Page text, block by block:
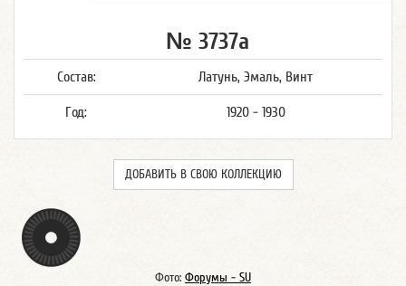
№ 3737а
Состав: Латунь, Эмаль, Винт
Год: 1920 - 1930
ДОБАВИТЬ В СВОЮ КОЛЛЕКЦИЮ
Фото: Форумы - SU